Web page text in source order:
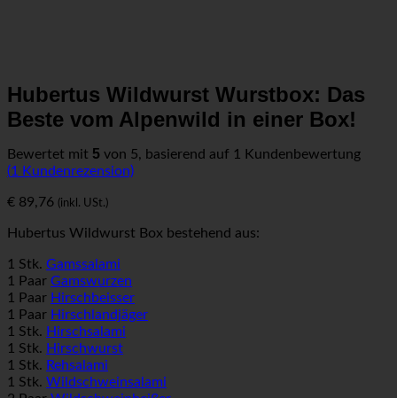
Hubertus Wildwurst Wurstbox: Das
Beste vom Alpenwild in einer Box!
Bewertet mit 5 von 5, basierend auf 1
Kundenbewertung
(1 Kundenrezension)
€ 89,76 (inkl. USt.)
Hubertus Wildwurst Box bestehend aus:
1 Stk. Gamssalami
1 Paar Gamswurzen
1 Paar Hirschbeisser
1 Paar Hirschlandjäger
1 Stk. Hirschsalami
1 Stk. Hirschwurst
1 Stk. Rehsalami
1 Stk. Wildschweinsalami